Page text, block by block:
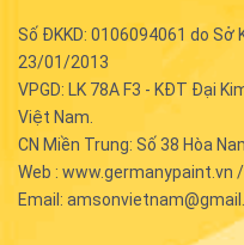
Số ĐKKD: 0106094061 do Sở
23/01/2013
VPGD: LK 78A F3 - KĐT Đại
Việt Nam.
CN Miền Trung: Số 38 Hòa
Web :
Email: